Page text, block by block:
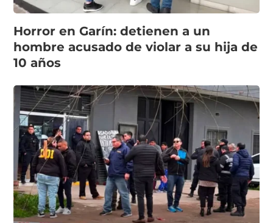
Horror en Garín: detienen a un
hombre acusado de violar a su hija de
10 años